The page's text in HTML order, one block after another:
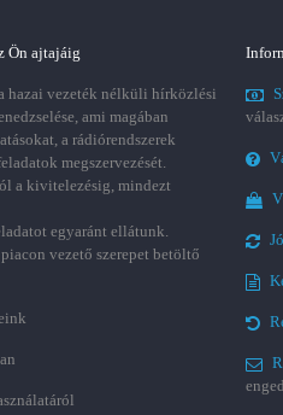
Ön ajtajáig
hazai vezeték nélküli hírközlési
ami magában
a rádiórendszerek
megszervezését.
a kivitelezésig, mindezt
egyaránt ellátunk.
vezető szerepet betöltő